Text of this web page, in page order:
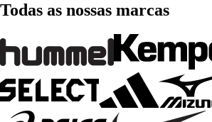
Todas as nossas marcas